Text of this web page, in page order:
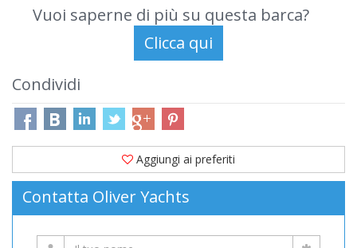
Vuoi saperne di più su questa barca?
Condividi
Aggiungi ai preferiti
Contatta Oliver Yachts